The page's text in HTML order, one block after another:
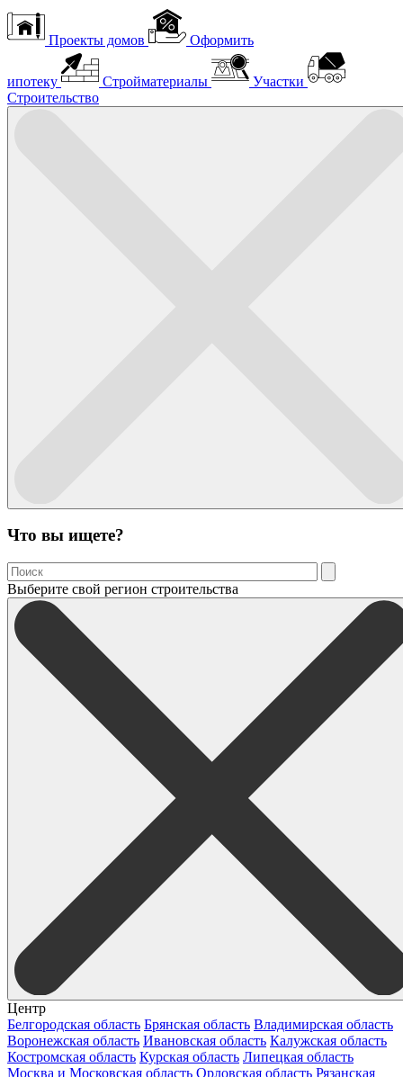
Проекты домов Оформить
ипотеку Стройматериалы
Участки
Строительство
Что вы ищете?
Выберите свой регион строительства
Центр
Белгородская область Брянская область Владимирская область
Воронежская область Ивановская область Калужская область
Костромская область Курская область Липецкая область
Москва и Московская область Орловская область Рязанская